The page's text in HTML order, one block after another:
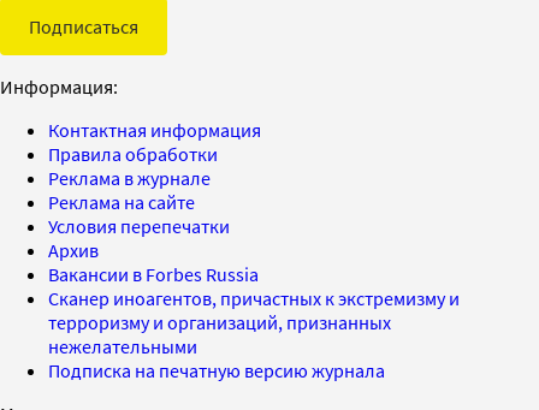
Подписаться
Информация:
Контактная информация
Правила обработки
Реклама в журнале
Реклама на сайте
Условия перепечатки
Архив
Вакансии в Forbes Russia
Сканер иноагентов, причастных к экстремизму и
терроризму и организаций, признанных
нежелательными
Подписка на печатную версию журнала